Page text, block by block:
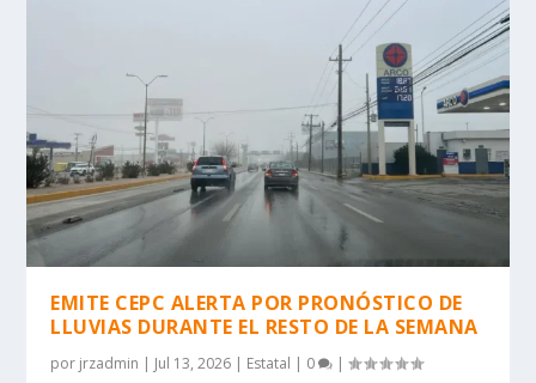
EMITE CEPC ALERTA POR PRONÓSTICO DE
LLUVIAS DURANTE EL RESTO DE LA SEMANA
por jrzadmin | Jul 13, 2026 | Estatal | 0 |